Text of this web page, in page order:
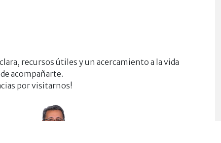
recursos útiles y un acercamiento a la vida
acompañarte.
por visitarnos!